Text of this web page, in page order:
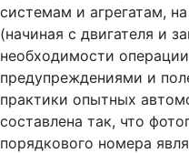
системам и агрегатам,
(начиная с двигателя и
необходимости
предупреждениями и
практики опытных
составлена так, что
порядкового номера